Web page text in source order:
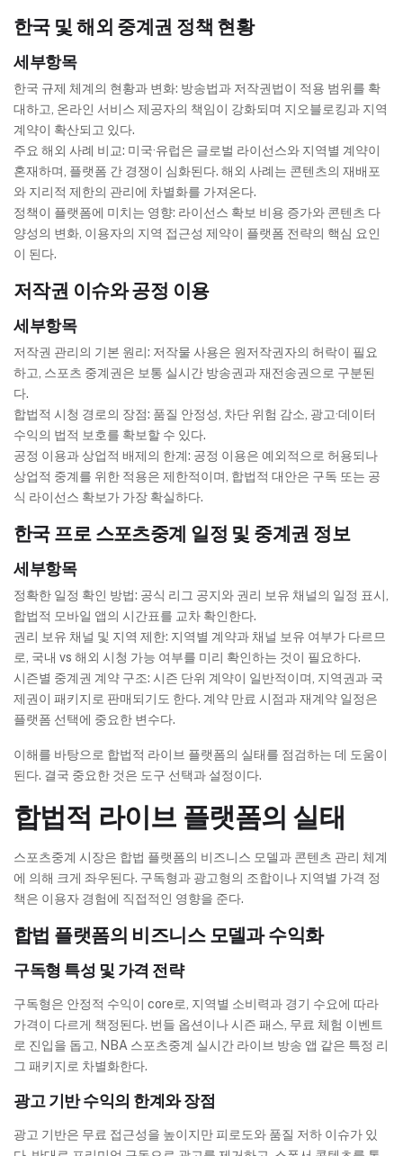
한국 및 해외 중계권 정책 현황
세부항목
한국 규제 체계의 현황과 변화: 방송법과 저작권법이 적용 범위를 확
대하고, 온라인 서비스 제공자의 책임이 강화되며 지오블로킹과 지역
계약이 확산되고 있다.
주요 해외 사례 비교: 미국·유럽은 글로벌 라이선스와 지역별 계약이
혼재하며, 플랫폼 간 경쟁이 심화된다. 해외 사례는 콘텐츠의 재배포
와 지리적 제한의 관리에 차별화를 가져온다.
정책이 플랫폼에 미치는 영향: 라이선스 확보 비용 증가와 콘텐츠 다
양성의 변화, 이용자의 지역 접근성 제약이 플랫폼 전략의 핵심 요인
이 된다.
저작권 이슈와 공정 이용
세부항목
저작권 관리의 기본 원리: 저작물 사용은 원저작권자의 허락이 필요
하고, 스포츠 중계권은 보통 실시간 방송권과 재전송권으로 구분된
다.
합법적 시청 경로의 장점: 품질 안정성, 차단 위험 감소, 광고·데이터
수익의 법적 보호를 확보할 수 있다.
공정 이용과 상업적 배제의 한계: 공정 이용은 예외적으로 허용되나
상업적 중계를 위한 적용은 제한적이며, 합법적 대안은 구독 또는 공
식 라이선스 확보가 가장 확실하다.
한국 프로 스포츠중계 일정 및 중계권 정보
세부항목
정확한 일정 확인 방법: 공식 리그 공지와 권리 보유 채널의 일정 표시,
합법적 모바일 앱의 시간표를 교차 확인한다.
권리 보유 채널 및 지역 제한: 지역별 계약과 채널 보유 여부가 다르므
로, 국내 vs 해외 시청 가능 여부를 미리 확인하는 것이 필요하다.
시즌별 중계권 계약 구조: 시즌 단위 계약이 일반적이며, 지역권과 국
제권이 패키지로 판매되기도 한다. 계약 만료 시점과 재계약 일정은
플랫폼 선택에 중요한 변수다.
이해를 바탕으로 합법적 라이브 플랫폼의 실태를 점검하는 데 도움이
된다. 결국 중요한 것은 도구 선택과 설정이다.
합법적 라이브 플랫폼의 실태
스포츠중계 시장은 합법 플랫폼의 비즈니스 모델과 콘텐츠 관리 체계
에 의해 크게 좌우된다. 구독형과 광고형의 조합이나 지역별 가격 정
책은 이용자 경험에 직접적인 영향을 준다.
합법 플랫폼의 비즈니스 모델과 수익화
구독형 특성 및 가격 전략
구독형은 안정적 수익이 core로, 지역별 소비력과 경기 수요에 따라
가격이 다르게 책정된다. 번들 옵션이나 시즌 패스, 무료 체험 이벤트
로 진입을 돕고, NBA 스포츠중계 실시간 라이브 방송 앱 같은 특정 리
그 패키지로 차별화한다.
광고 기반 수익의 한계와 장점
광고 기반은 무료 접근성을 높이지만 피로도와 품질 저하 이슈가 있